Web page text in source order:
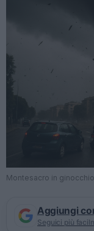
Montesacro in
Aggiungi
Seguici più